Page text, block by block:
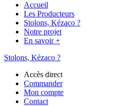
Accueil
Les Producteurs
Stolons, Kézaco ?
Notre projet
En savoir +
Stolons, Kézaco ?
Accès direct
Commander
Mon compte
Contact